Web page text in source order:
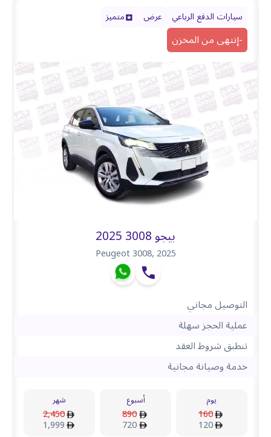
سيارات الدفع الرباعي عرض متميز
-إنتهى من المخزن
بيجو 3008 2025
Peugeot 3008,2025
التوصيل مجاني
عملية الحجز سهلة
تنطبق شروط العقد
خدمة وصيانة مجانية
يوم
160
120
أسبوع
890
720
شهر
2,450
1,999